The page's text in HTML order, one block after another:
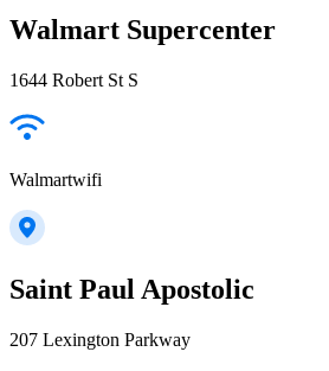
Walmart Supercenter
1644 Robert St S
Walmartwifi
Saint Paul Apostolic
207 Lexington Parkway